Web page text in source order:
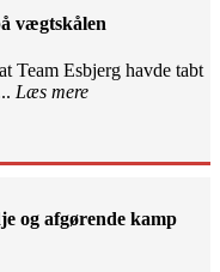
vægtskålen
Team Esbjerg havde tabt
Læs mere
og afgørende kamp